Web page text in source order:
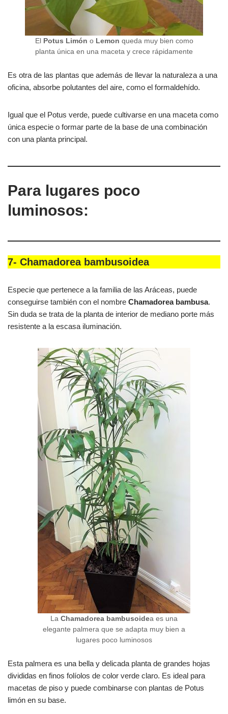
El Potus Limón o Lemon queda muy bien como
planta única en una maceta y crece rápidamente
Es otra de las plantas que además de llevar la naturaleza a una
oficina, absorbe polutantes del aire, como el formaldehído.
Igual que el Potus verde, puede cultivarse en una maceta como
única especie o formar parte de la base de una combinación
con una planta principal.
Para lugares poco
luminosos:
7- Chamadorea bambusoidea
Especie que pertenece a la familia de las Aráceas, puede
conseguirse también con el nombre Chamadorea bambusa.
Sin duda se trata de la planta de interior de mediano porte más
resistente a la escasa iluminación.
La Chamadorea bambusoidea es una
elegante palmera que se adapta muy bien a
lugares poco luminosos
Esta palmera es una bella y delicada planta de grandes hojas
divididas en finos folíolos de color verde claro. Es ideal para
macetas de piso y puede combinarse con plantas de Potus
limón en su base.